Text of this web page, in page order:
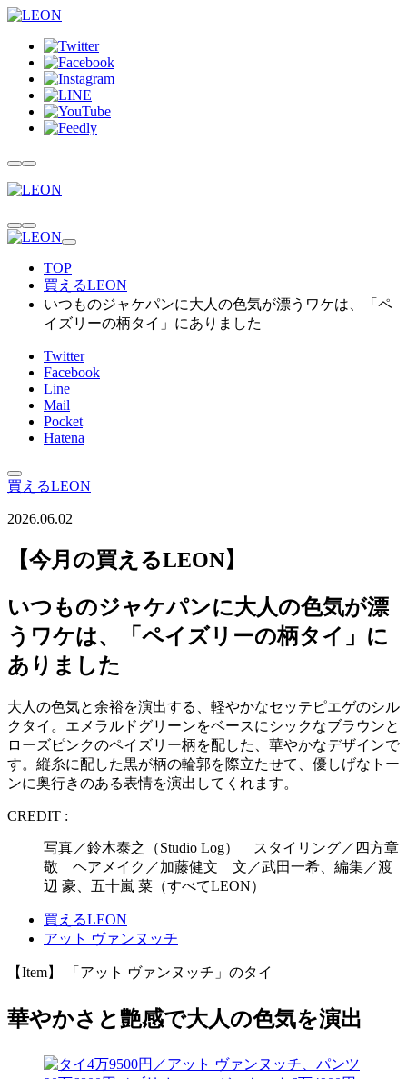
TOP
買えるLEON
いつものジャケパンに大人の色気が漂うワケは、「ペ
イズリーの柄タイ」にありました
Twitter
Facebook
Line
Mail
Pocket
Hatena
買えるLEON
2026.06.02
【今月の買えるLEON】
いつものジャケパンに大人の色気が漂
うワケは、「ペイズリーの柄タイ」に
ありました
大人の色気と余裕を演出する、軽やかなセッテピエゲのシル
クタイ。エメラルドグリーンをベースにシックなブラウンと
ローズピンクのペイズリー柄を配した、華やかなデザインで
す。縦糸に配した黒が柄の輪郭を際立たせて、優しげなトー
ンに奥行きのある表情を演出してくれます。
CREDIT :
写真／鈴木泰之（Studio Log） スタイリング／四方章
敬 ヘアメイク／加藤健文 文／武田一希、編集／渡
辺 豪、五十嵐 菜（すべてLEON）
買えるLEON
アット ヴァンヌッチ
【Item】 「アット ヴァンヌッチ」のタイ
華やかさと艶感で大人の色気を演出